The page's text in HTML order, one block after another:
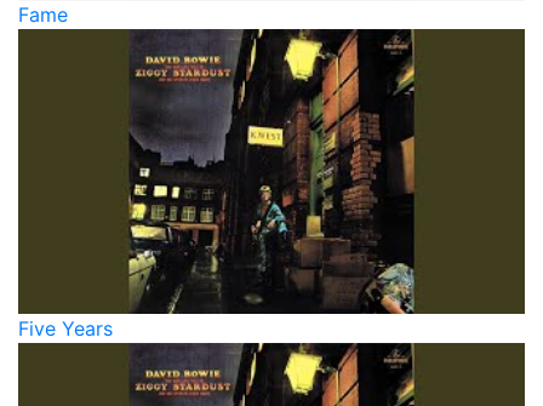
Fame
Five Years